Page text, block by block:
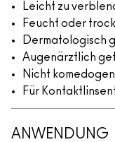
Leicht zu
Feucht oder
Dermatologisch
Augenärztlich
Nicht komedogen
Für
ANWENDUNG